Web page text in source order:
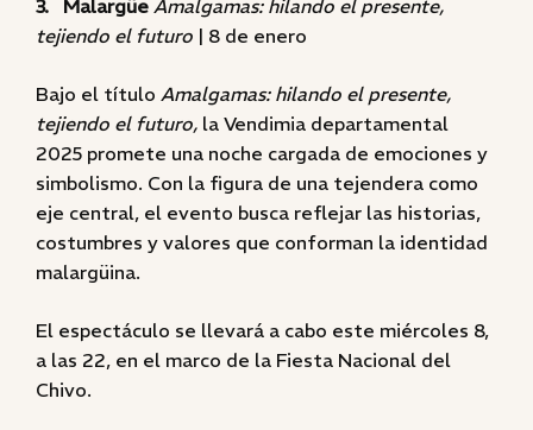
3. Malargüe Amalgamas: hilando el presente,
tejiendo el futuro | 8 de enero
Bajo el título Amalgamas: hilando el presente,
tejiendo el futuro, la Vendimia departamental
2025 promete una noche cargada de emociones y
simbolismo. Con la figura de una tejendera como
eje central, el evento busca reflejar las historias,
costumbres y valores que conforman la identidad
malargüina.
El espectáculo se llevará a cabo este miércoles 8,
a las 22, en el marco de la Fiesta Nacional del
Chivo.